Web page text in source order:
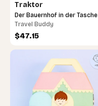
Traktor
Der Bauernhof in der Tasche
Travel Buddy
Angebot
$47.15